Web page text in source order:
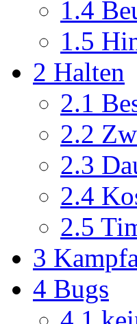
1.4
1.5
2 Halten
2.1
2.2
2.3
2.4
2.5
3
4 Bugs